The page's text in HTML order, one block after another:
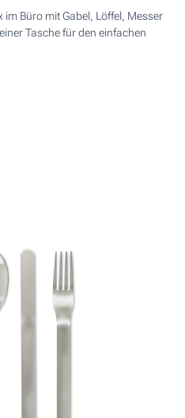
Büro mit Gabel, Löffel, Messer
Tasche für den einfachen